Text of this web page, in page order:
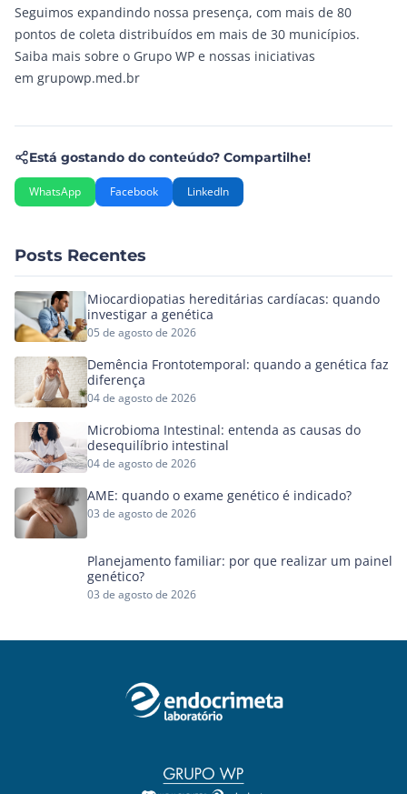
Seguimos expandindo nossa presença, com mais de 80
pontos de coleta distribuídos em mais de 30 municípios.
Saiba mais sobre o Grupo WP e nossas iniciativas
em grupowp.med.br
Está gostando do conteúdo? Compartilhe!
WhatsApp Facebook LinkedIn
Posts Recentes
Miocardiopatias hereditárias cardíacas: quando
investigar a genética
05 de agosto de 2026
Demência Frontotemporal: quando a genética faz
diferença
04 de agosto de 2026
Microbioma Intestinal: entenda as causas do
desequilíbrio intestinal
04 de agosto de 2026
AME: quando o exame genético é indicado?
03 de agosto de 2026
Planejamento familiar: por que realizar um painel
genético?
03 de agosto de 2026